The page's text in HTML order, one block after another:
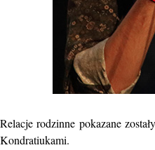
Relacje rodzinne pokazane
Kondratiukami.